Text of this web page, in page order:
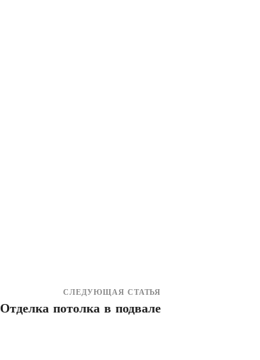
СЛЕДУЮЩАЯ СТАТЬЯ
Отделка потолка в подвале